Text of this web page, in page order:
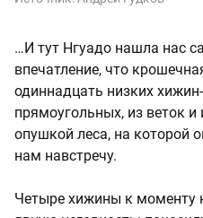
…И тут Нгуадо нашла нас
впечатление, что
одиннадцать низких
прямоугольных, из веток и
опушкой леса, на которой
нам навстречу.
Четыре хижины к моменту